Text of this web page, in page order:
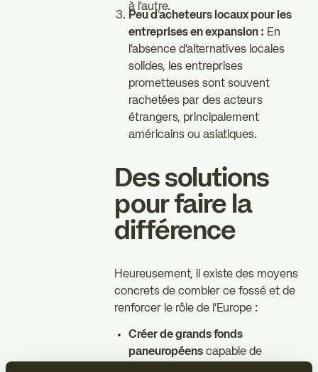
à l'autre.
Peu d'acheteurs locaux pour les
entreprises en expansion : En
l'absence d'alternatives locales
solides, les entreprises
prometteuses sont souvent
rachetées par des acteurs
étrangers, principalement
américains ou asiatiques.
Des solutions
pour faire la
différence
Heureusement, il existe des moyens
concrets de combler ce fossé et de
renforcer le rôle de l'Europe :
Créer de grands fonds
paneuropéenscapable de